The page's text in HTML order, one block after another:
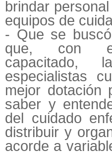
brindar
equipos de
- Que se
que, con
capacitado,
especialistas
mejor dotación
saber y
del cuidado
distribuir y
acorde a